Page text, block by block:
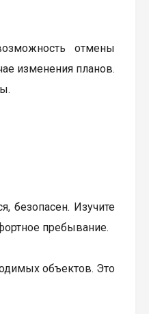
отмены
изменения планов.
безопасен. Изучите
пребывание.
объектов. Это